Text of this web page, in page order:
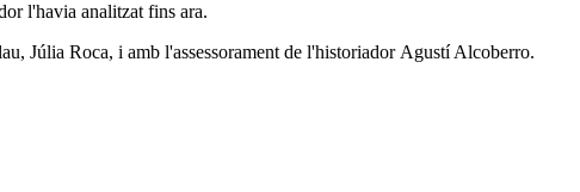
l'havia analitzat fins ara.
Júlia Roca, i amb l'assessorament de l'historiador Agustí Alcoberro.